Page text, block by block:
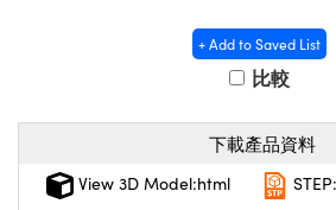
+ Add to Saved List
比較
下載產品資料
View 3D Model:html